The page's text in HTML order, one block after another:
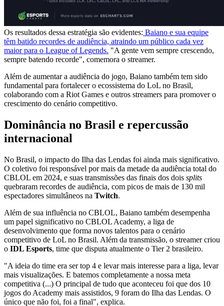
Os resultados dessa estratégia são evidentes: Baiano e sua equipe
têm batido recordes de audiência, atraindo um público cada vez
maior para o League of Legends. "A gente vem sempre crescendo,
sempre batendo recorde", comemora o streamer.
Além de aumentar a audiência do jogo, Baiano também tem sido
fundamental para fortalecer o ecossistema do LoL no Brasil,
colaborando com a Riot Games e outros streamers para promover o
crescimento do cenário competitivo.
Dominância no Brasil e repercussão
internacional
No Brasil, o impacto do Ilha das Lendas foi ainda mais significativo.
O coletivo foi responsável por mais da metade da audiência total do
CBLOL em 2024, e suas transmissões das finais dos dois splits
quebraram recordes de audiência, com picos de mais de 130 mil
espectadores simultâneos na Twitch.
Além de sua influência no CBLOL, Baiano também desempenha
um papel significativo no CBLOL Academy, a liga de
desenvolvimento que forma novos talentos para o cenário
competitivo de LoL no Brasil. Além da transmissão, o streamer criou
o IDL Esports, time que disputa atualmente o Tier 2 brasileiro.
"A ideia do time era ser top 4 e levar mais interesse para a liga, levar
mais visualizações. E batemos completamente a nossa meta
competitiva (...) O principal de tudo que aconteceu foi que dos 10
jogos do Academy mais assistidos, 9 foram do Ilha das Lendas. O
único que não foi, foi a final", explica.